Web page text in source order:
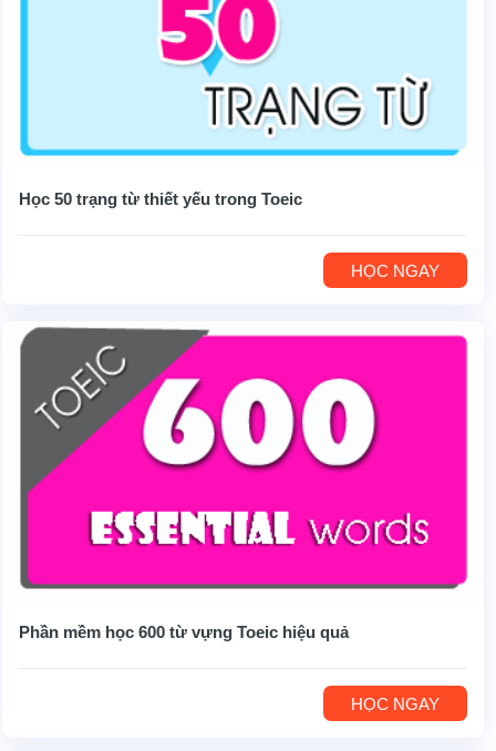
Học 50 trạng từ thiết yếu trong Toeic
HỌC NGAY
Phần mềm học 600 từ vựng Toeic hiệu quả
HỌC NGAY